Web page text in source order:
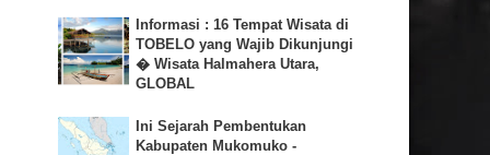
Informasi : 16 Tempat Wisata di
TOBELO yang Wajib Dikunjungi
� Wisata Halmahera Utara,
GLOBAL
Ini Sejarah Pembentukan
Kabupaten Mukomuko -